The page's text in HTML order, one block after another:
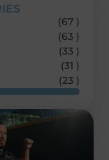
(67 )
(63 )
(33 )
(31 )
(23 )